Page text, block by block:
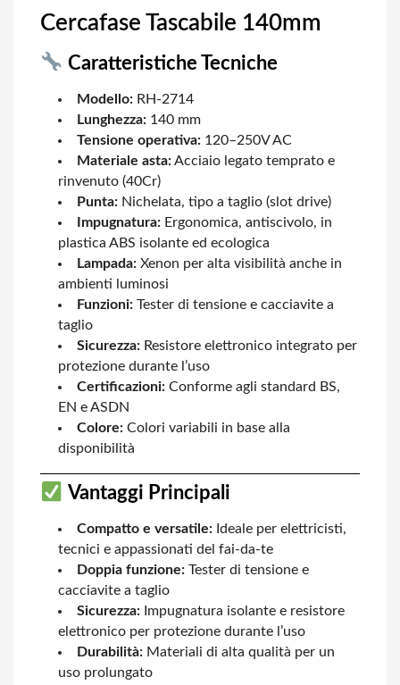
Cercafase Tascabile 140mm
Caratteristiche Tecniche
Modello: RH-2714
Lunghezza: 140 mm
Tensione operativa: 120–250V AC
Materiale asta:Acciaio legato temprato e
rinvenuto (40Cr)
Punta: Nichelata, tipo a taglio (slot drive)
Impugnatura: Ergonomica, antiscivolo, in
plastica ABS isolante ed ecologica
Lampada: Xenon per alta visibilità anche in
ambienti luminosi
Funzioni: Tester di tensione e cacciavite a
taglio
Sicurezza: Resistore elettronico integrato per
protezione durante l’uso
Certificazioni: Conforme agli standard BS,
EN e ASDN
Colore: Colori variabili in base alla
disponibilità
Vantaggi Principali
Compatto e versatile: Ideale per elettricisti,
tecnici e appassionati del fai-da-te
Doppia funzione: Tester di tensione e
cacciavite a taglio
Sicurezza: Impugnatura isolante e resistore
elettronico per protezione durante l’uso
Durabilità: Materiali di alta qualità per un
uso prolungato